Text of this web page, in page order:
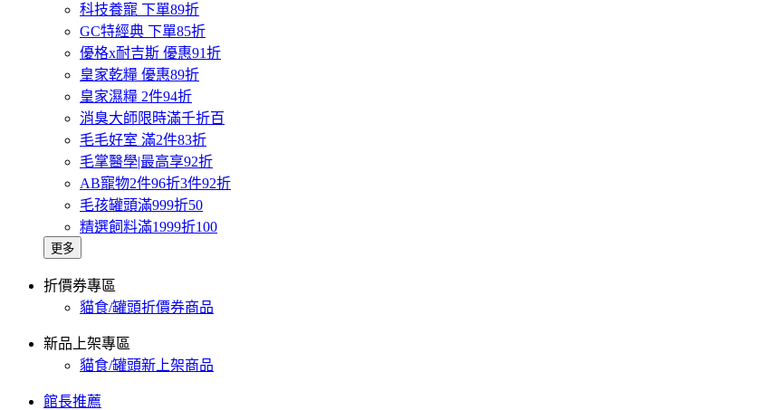
科技養寵 下單89折
GC特經典 下單85折
優格x耐吉斯 優惠91折
皇家乾糧 優惠89折
皇家濕糧 2件94折
消臭大師限時滿千折百
毛毛好室 滿2件83折
毛掌醫學|最高享92折
AB寵物2件96折3件92折
毛孩罐頭滿999折50
精選飼料滿1999折100
更多
折價券專區
貓食/罐頭折價券商品
新品上架專區
貓食/罐頭新上架商品
館長推薦